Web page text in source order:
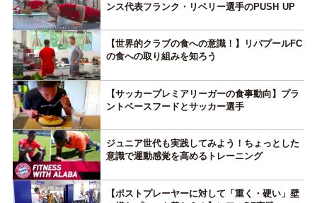
ンス代表フランク・リベリー選手のPUSH UP
【世界的クラブの食への意識！】リバプールFC
の食への取り組みを知ろう
【サッカープレミアリーガーの食事動向】プラ
ントベースフードとサッカー選手
ジュニア世代も実践してみよう！ちょっとした
意識で運動感覚を高めるトレーニング
【ポストプレーヤーに対して「重く・硬い」壁